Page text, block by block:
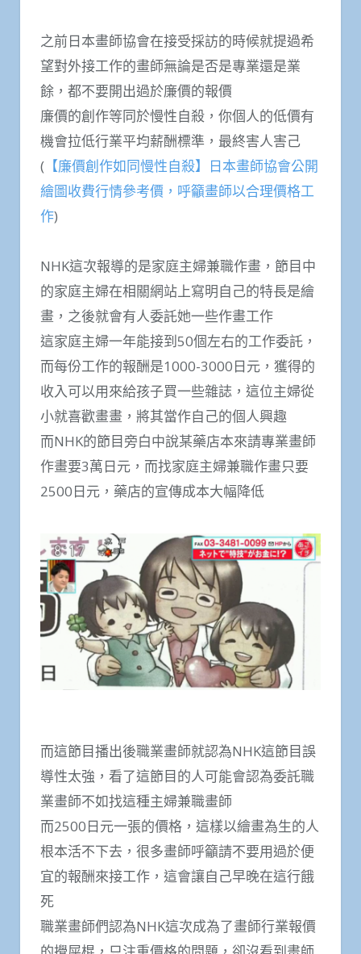
之前日本畫師協會在接受採訪的時候就提過希
望對外接工作的畫師無論是否是專業還是業
餘，都不要開出過於廉價的報價
廉價的創作等同於慢性自殺，你個人的低價有
機會拉低行業平均薪酬標準，最終害人害己
( 【廉價創作如同慢性自殺】日本畫師協會公開
繪圖收費行情參考價，呼籲畫師以合理價格工
作)
NHK這次報導的是家庭主婦兼職作畫，節目中
的家庭主婦在相關網站上寫明自己的特長是繪
畫，之後就會有人委託她一些作畫工作
這家庭主婦一年能接到50個左右的工作委託，
而每份工作的報酬是1000-3000日元，獲得的
收入可以用來給孩子買一些雜誌，這位主婦從
小就喜歡畫畫，將其當作自己的個人興趣
而NHK的節目旁白中說某藥店本來請專業畫師
作畫要3萬日元，而找家庭主婦兼職作畫只要
2500日元，藥店的宣傳成本大幅降低
而這節目播出後職業畫師就認為NHK這節目誤
導性太強，看了這節目的人可能會認為委託職
業畫師不如找這種主婦兼職畫師
而2500日元一張的價格，這樣以繪畫為生的人
根本活不下去，很多畫師呼籲請不要用過於便
宜的報酬來接工作，這會讓自己早晚在這行餓
死
職業畫師們認為NHK這次成為了畫師行業報價